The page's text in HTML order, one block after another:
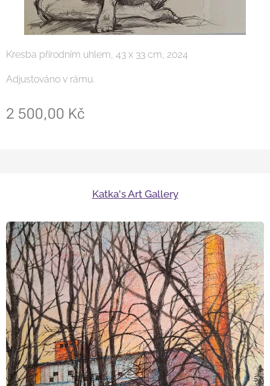
Kresba přírodním uhlem, 43 x 33 cm, 2024
Adjustováno v rámu.
2 500,00 Kč
Katka's Art Gallery